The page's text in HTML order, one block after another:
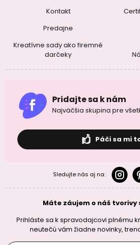
Kontakt
Predajne
Kreatívne sady ako firemné
darčeky
Pridajte sa k nám
Najväčšia skupina pre
Páči sa mi
Sledujte nás aj na:
Máte záujem o náš
Prihláste sa k spravodajcovi plnému
neutečú vám žiadne novinky,